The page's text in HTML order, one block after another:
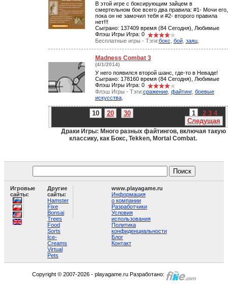
В этой игре с боксирующим зайцем в
смертельном бое всего два правила: #1- Мочи его,
пока он не замочил тебя и #2- второго правила
нет!!!
Сыграно: 137409 время (84 Сегодня), Любимые
Флэш Игры Игра: 0
Бесплатные игры - Тэги:бокс бой, заяц,
Madness Combat 3
(4/1/2014)
У него появился второй шанс, где-то в Неваде!
Сыграно: 178160 время (84 Сегодня), Любимые
Флэш Игры Игра: 0
Флэш Игры - Тэги:сражение, файтинг, боевые
искусства,
10 20 30 1 2 3 4...
Следущая
Драки Игры: Много разных файтингов, включая такую
классику, как Бокс, Tekken, Mortal Combat.
Игровые
сайты:
Другие
сайты:
Hamster
Fixe
Bonsai
Trees
Food
Sorts
Ice-
Creams
Virtual
Pets
www.playagame.ru
Информация
о компании
Разработчики
Условия
использования
Политика
конфиденциальности
Блог
Контакт
Copyright © 2007-2026 - playagame.ru Разработано: